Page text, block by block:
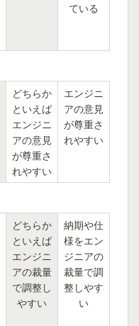
ている
どちらか
といえば
エンジニ
アの意見
が尊重さ
れやすい
エンジニ
アの意見
が尊重さ
れやすい
どちらか
といえば
エンジニ
アの裁量
で調整し
やすい
納期や仕
様をエン
ジニアの
裁量で調
整しやす
い